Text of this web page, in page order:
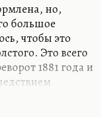
но,
большое
чтобы это
Это всего
1881 года и
не